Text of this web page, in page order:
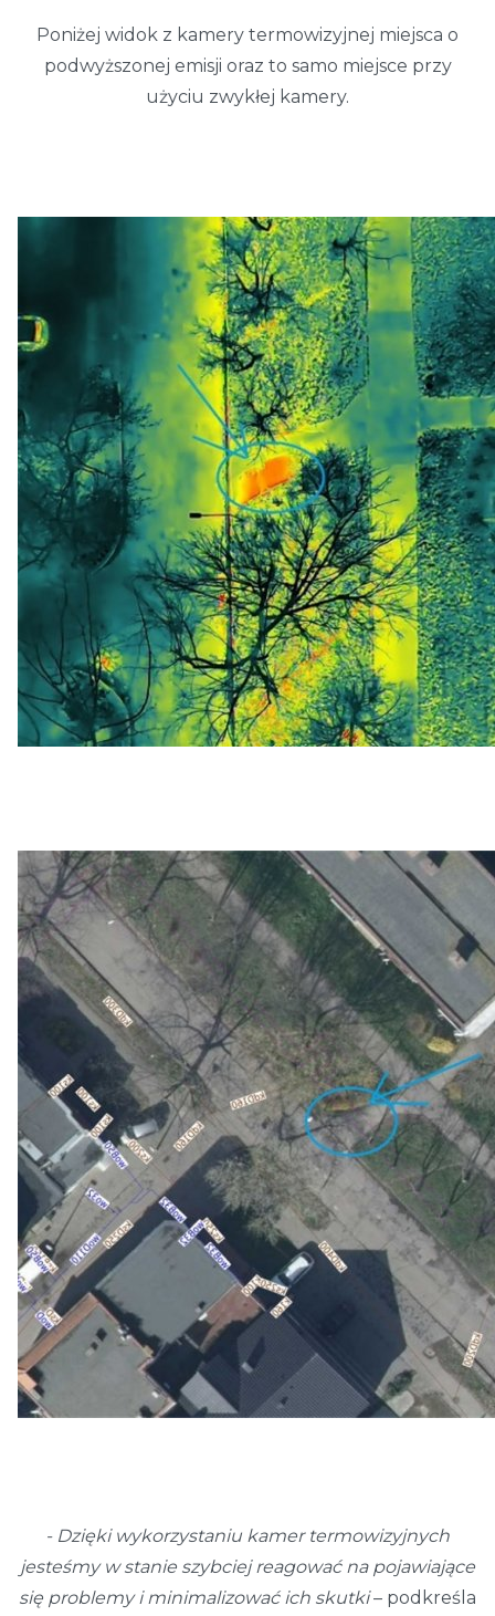
Poniżej widok z kamery termowizyjnej miejsca o
podwyższonej emisji oraz to samo miejsce przy
użyciu zwykłej kamery.
- Dzięki wykorzystaniu kamer termowizyjnych
jesteśmy w stanie szybciej reagować na pojawiające
się problemy i minimalizować ich skutki– podkreśla